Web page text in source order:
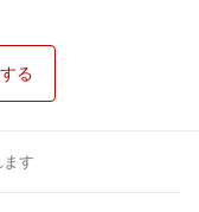
る
す